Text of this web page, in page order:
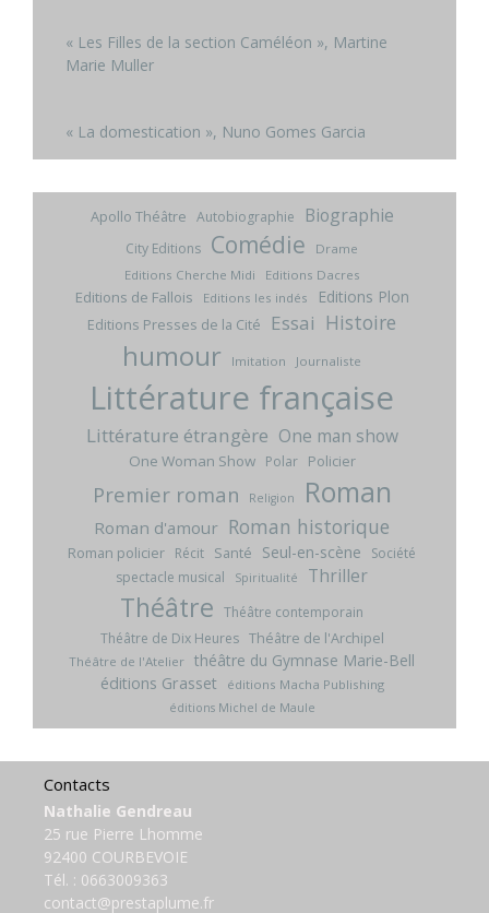
« Les Filles de la section Caméléon », Martine
Marie Muller
« La domestication », Nuno Gomes Garcia
Apollo Théâtre Autobiographie Biographie
City Editions Comédie
Drame
Editions Cherche Midi
Editions Dacres
Editions de Fallois Editions les indés Editions Plon
Editions Presses de la Cité Essai Histoire
humour Imitation Journaliste
Littérature française
Littérature étrangère One man show
One Woman Show Polar Policier
Premier roman Religion Roman
Roman d'amour Roman historique
Roman policier Récit Santé Seul-en-scène
Société
spectacle musical
Spiritualité Thriller
Théâtre Théâtre contemporain
Théâtre de Dix Heures Théâtre de l'Archipel
Théâtre de l'Atelier théâtre du Gymnase Marie-Bell
éditions Grasset
éditions Macha Publishing
éditions Michel de Maule
Contacts
Nathalie Gendreau
25 rue Pierre Lhomme
92400 COURBEVOIE
Tél. : 0663009363
contact@prestaplume.fr